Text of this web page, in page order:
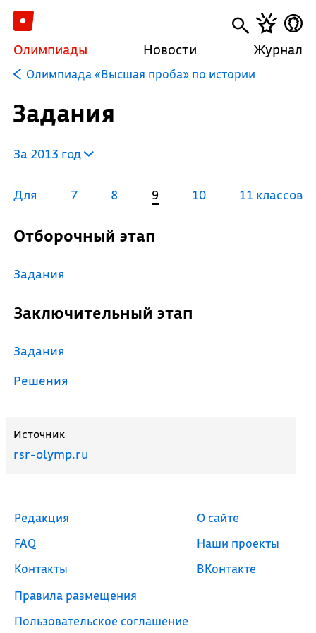
Олимпиады Новости Журнал
Олимпиада «Высшая проба» по истории
Задания
За 2013 год
Для 7 8 9 10 11 классов
Отборочный этап
Задания
Заключительный этап
Задания
Решения
Источник
rsr-olymp.ru
Редакция
FAQ
Контакты
Правила размещения
Пользовательское соглашение
О сайте
Наши проекты
ВКонтакте